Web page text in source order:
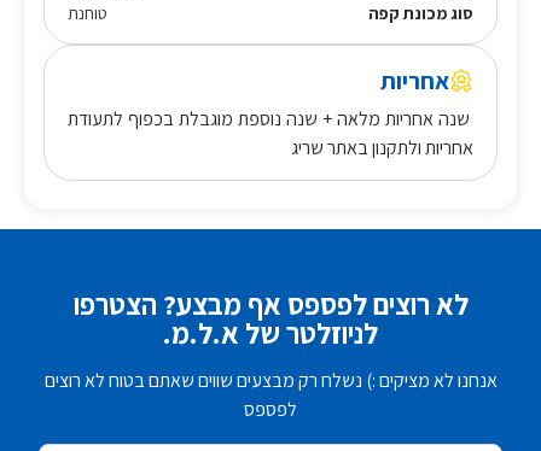
סוג מכונת קפה
טוחנת
אחריות
שנה אחריות מלאה + שנה נוספת מוגבלת בכפוף לתעודת
אחריות ולתקנון באתר שריג
לא רוצים לפספס אף מבצע? הצטרפו
לניוזלטר של א.ל.מ.
אנחנו לא מציקים :) נשלח רק מבצעים שווים שאתם בטוח לא רוצים
לפספס